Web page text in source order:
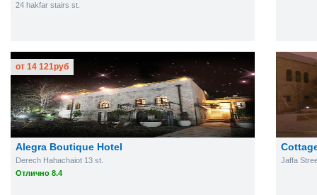
24 hakfar stairs st.
Alegra Boutique Hotel
Derech Hahachaiot 13 st.
Отлично 8.4
от 14 121руб
Jaffa